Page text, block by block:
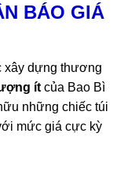
BÁO GIÁ
xây dựng thương
ít của Bao Bì
những chiếc túi
mức giá cực kỳ